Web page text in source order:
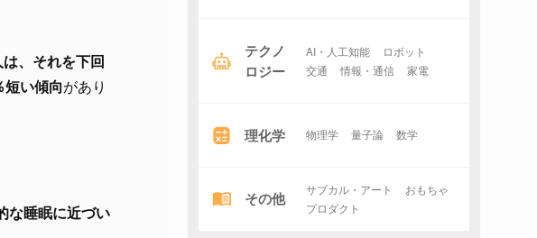
、それを下回
い傾向があり
な睡眠に近づい
テクノ
ロジー
AI・人工知能
ロボット
交通
情報・通信 家電
理化学 物理学 量子論 数学
その他 サブカル・アート
おもちゃ
プロダクト